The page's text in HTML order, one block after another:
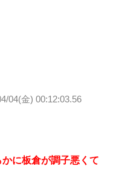
04(金) 00:12:03.56
に板倉が調子悪くて